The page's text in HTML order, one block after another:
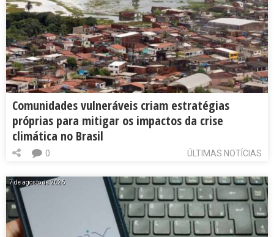
Comunidades vulneráveis criam estratégias
próprias para mitigar os impactos da crise
climática no Brasil
ÚLTIMAS NOTÍCIAS
0
7 de agosto de 2026